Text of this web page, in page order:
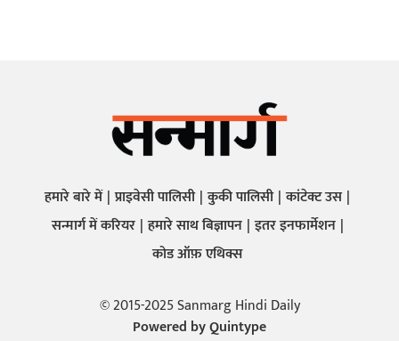
हमारे बारे में प्राइवेसी पालिसी कुकी पालिसी कांटेक्ट उस
सन्मार्ग में करियर हमारे साथ बिज्ञापन इतर इनफार्मेशन
कोड ऑफ़ एथिक्स
© 2015-2025 Sanmarg Hindi Daily
Powered byQuintype